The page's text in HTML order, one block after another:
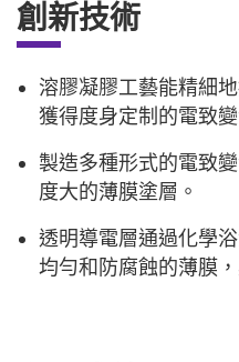
創新技術
溶膠凝膠工藝能精細
獲得度身定制的電致變
製造多種形式的電致
度大的薄膜塗層。
透明導電層通過化學
均勻和防腐蝕的薄膜